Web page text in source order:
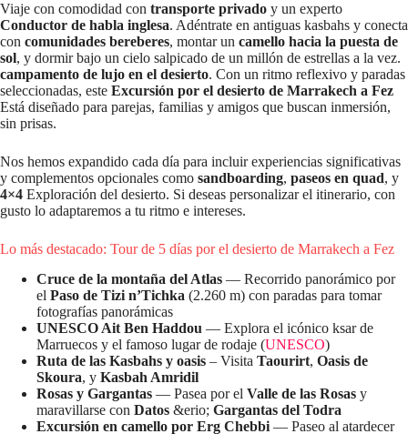
Viaje con comodidad con transporte privado y un experto
Conductor de habla inglesa. Adéntrate en antiguas kasbahs y conecta
con comunidades bereberes, montar un camello hacia la puesta de
sol, y dormir bajo un cielo salpicado de un millón de estrellas a la vez.
campamento de lujo en el desierto. Con un ritmo reflexivo y paradas
seleccionadas, este Excursión por el desierto de Marrakech a Fez
Está diseñado para parejas, familias y amigos que buscan inmersión,
sin prisas.
Nos hemos expandido cada día para incluir experiencias significativas
y complementos opcionales como sandboarding, paseos en quad, y
4×4 Exploración del desierto. Si deseas personalizar el itinerario, con
gusto lo adaptaremos a tu ritmo e intereses.
Lo más destacado: Tour de 5 días por el desierto de Marrakech a Fez
Cruce de la montaña del Atlas — Recorrido panorámico por
el Paso de Tizi n’Tichka (2.260 m) con paradas para tomar
fotografías panorámicas
UNESCO Ait Ben Haddou — Explora el icónico ksar de
Marruecos y el famoso lugar de rodaje (UNESCO)
Ruta de las Kasbahs y oasis – Visita Taourirt, Oasis de
Skoura, y Kasbah Amridil
Rosas y Gargantas — Pasea por el Valle de las Rosas y
maravillarse con Datos &erio; Gargantas del Todra
Excursión en camello por Erg Chebbi — Paseo al atardecer